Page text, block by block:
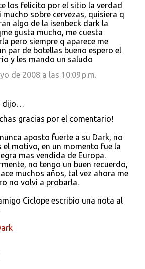
los felicito por el sitio la verdad
mucho sobre cervezas, quisiera q
algo de la isenbeck dark la
gusta mucho, me cuesta
pero siempre q aparece me
par de botellas bueno espero el
y les mando un saludo
de 2008 a las 10:09 p.m.
dijo…
gracias por el comentario!
aposto fuerte a su Dark, no
el motivo, en un momento fue la
mas vendida de Europa.
no tengo un buen recuerdo,
muchos años, tal vez ahora me
no volvi a probarla.
Ciclope escribio una nota al